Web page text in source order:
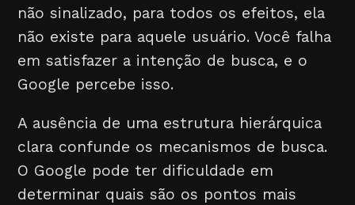
não sinalizado, para todos os efeitos, ela
não existe para aquele usuário. Você falha
em satisfazer a intenção de busca, e o
Google percebe isso.
A ausência de uma estrutura hierárquica
clara confunde os mecanismos de busca.
O Google pode ter dificuldade em
determinar quais são os pontos mais